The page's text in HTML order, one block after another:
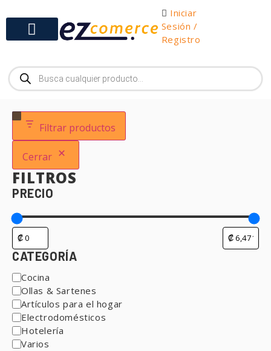
Iniciar
Sesión /
Registro
Filtrar productos
Cerrar
FILTROS
PRECIO
CATEGORÍA
Cocina
Ollas & Sartenes
Artículos para el hogar
Electrodomésticos
Hotelería
Varios